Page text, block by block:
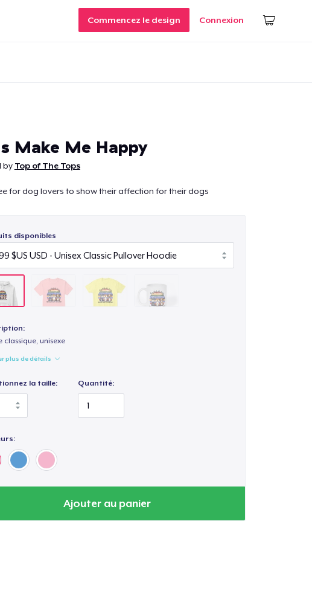
Commencez le design Connexion
Make Me Happy
by Top of The Tops
for dog lovers to show their affection for their dogs
disponibles
classique, unisexe
plus de détails
la taille: Quantité:
Ajouter au panier